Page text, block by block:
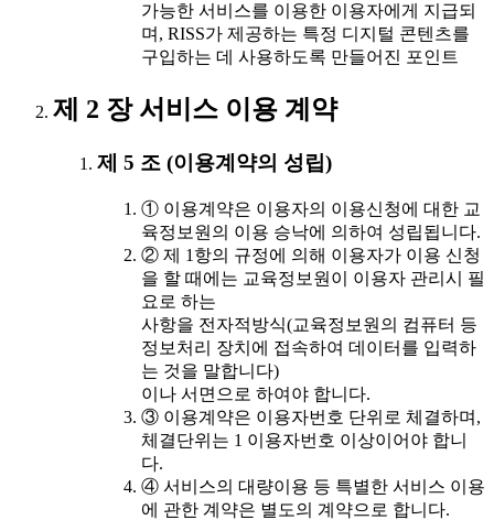
가능한 서비스를 이용한 이용자에게 지급되
며, RISS가 제공하는 특정 디지털 콘텐츠를
구입하는 데 사용하도록 만들어진 포인트
제 2 장 서비스 이용 계약
제 5 조 (이용계약의 성립)
① 이용계약은 이용자의 이용신청에 대한 교
육정보원의 이용 승낙에 의하여 성립됩니다.
② 제 1항의 규정에 의해 이용자가 이용 신청
을 할 때에는 교육정보원이 이용자 관리시 필
요로 하는
사항을 전자적방식(교육정보원의 컴퓨터 등
정보처리 장치에 접속하여 데이터를 입력하
는 것을 말합니다)
이나 서면으로 하여야 합니다.
③ 이용계약은 이용자번호 단위로 체결하며,
체결단위는 1 이용자번호 이상이어야 합니
다.
④ 서비스의 대량이용 등 특별한 서비스 이용
에 관한 계약은 별도의 계약으로 합니다.